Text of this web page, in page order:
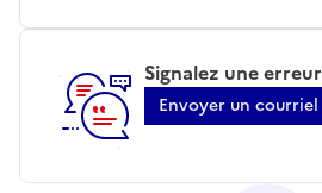
Signalez une erreur
Envoyer un courriel